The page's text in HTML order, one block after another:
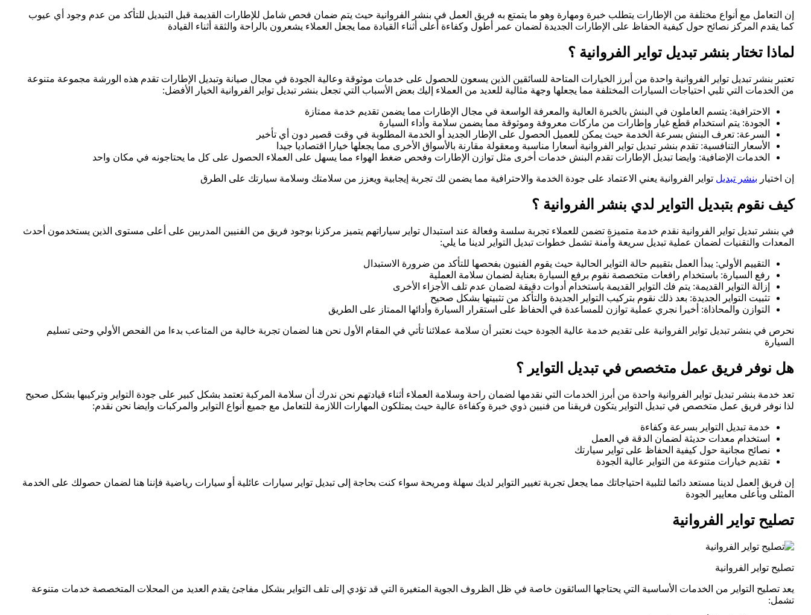
إن التعامل مع أنواع مختلفة من الإطارات يتطلب خبرة ومهارة وهو ما يتمتع به فريق العمل في بنشر الفروانية حيث يتم ضمان فحص شامل للإطارات القديمة قبل التبديل للتأكد من عدم وجود أي عيوب
كما يقدم المركز نصائح حول كيفية الحفاظ على الإطارات الجديدة لضمان عمر أطول وكفاءة أعلى أثناء القيادة مما يجعل العملاء يشعرون بالراحة والثقة أثناء القيادة
لماذا تختار بنشر تبديل تواير الفروانية ؟
تعتبر بنشر تبديل تواير الفروانية واحدة من أبرز الخيارات المتاحة للسائقين الذين يسعون للحصول على خدمات موثوقة وعالية الجودة في مجال صيانة وتبديل الإطارات تقدم هذه الورشة مجموعة متنوعة
من الخدمات التي تلبي احتياجات السيارات المختلفة مما يجعلها وجهة مثالية للعديد من العملاء إليك بعض الأسباب التي تجعل بنشر تبديل تواير الفروانية الخيار الأفضل:
الاحترافية: يتسم العاملون في البنش بالخبرة العالية والمعرفة الواسعة في مجال الإطارات مما يضمن تقديم خدمة ممتازة
الجودة: يتم استخدام قطع غيار وإطارات من ماركات معروفة وموثوقة مما يضمن سلامة وأداء السيارة
السرعة: تعرف البنش بسرعة الخدمة حيث يمكن للعميل الحصول على الإطار الجديد أو الخدمة المطلوبة في وقت قصير دون أي تأخير
الأسعار التنافسية: تقدم بنشر تبديل تواير الفروانية أسعارا مناسبة ومعقولة مقارنة بالأسواق الأخرى مما يجعلها خيارا اقتصاديا جيدا
الخدمات الإضافية: وايضا تبديل الإطارات تقدم البنش خدمات أخرى مثل توازن الإطارات وفحص ضغط الهواء مما يسهل على العملاء الحصول على كل ما يحتاجونه في مكان واحد
إن اختيار بنشر تبديل تواير الفروانية يعني الاعتماد على جودة الخدمة والاحترافية مما يضمن لك تجربة إيجابية ويعزز من سلامتك وسلامة سيارتك على الطرق
كيف نقوم بتبديل التواير لدي بنشر الفروانية ؟
في بنشر تبديل تواير الفروانية نقدم خدمة متميزة تضمن للعملاء تجربة سلسة وفعالة عند استبدال تواير سياراتهم يتميز مركزنا بوجود فريق من الفنيين المدربين على أعلى مستوى الذين يستخدمون أحدث
المعدات والتقنيات لضمان عملية تبديل سريعة وآمنة تشمل خطوات تبديل التواير لدينا ما يلي:
التقييم الأولي: يبدأ العمل بتقييم حالة التواير الحالية حيث يقوم الفنيون بفحصها للتأكد من ضرورة الاستبدال
رفع السيارة: باستخدام رافعات متخصصة نقوم برفع السيارة بعناية لضمان سلامة العملية
إزالة التواير القديمة: يتم فك التواير القديمة باستخدام أدوات دقيقة لضمان عدم تلف الأجزاء الأخرى
تثبيت التواير الجديدة: بعد ذلك نقوم بتركيب التواير الجديدة والتأكد من تثبيتها بشكل صحيح
التوازن والمحاذاة: أخيرا نجري عملية توازن للمساعدة في الحفاظ على استقرار السيارة وأدائها الممتاز على الطريق
نحرص في بنشر تبديل تواير الفروانية على تقديم خدمة عالية الجودة حيث نعتبر أن سلامة عملائنا تأتي في المقام الأول نحن هنا لضمان تجربة خالية من المتاعب بدءا من الفحص الأولي وحتى تسليم
السيارة
هل نوفر فريق عمل متخصص في تبديل التواير ؟
تعد خدمة بنشر تبديل تواير الفروانية واحدة من أبرز الخدمات التي نقدمها لضمان راحة وسلامة العملاء أثناء قيادتهم نحن ندرك أن سلامة المركبة تعتمد بشكل كبير على جودة التواير وتركيبها بشكل صحيح
لذا نوفر فريق عمل متخصص في تبديل التواير يتكون فريقنا من فنيين ذوي خبرة وكفاءة عالية حيث يمتلكون المهارات اللازمة للتعامل مع جميع أنواع التواير والمركبات وايضا نحن نقدم:
خدمة تبديل التواير بسرعة وكفاءة
استخدام معدات حديثة لضمان الدقة في العمل
نصائح مجانية حول كيفية الحفاظ على تواير سيارتك
تقديم خيارات متنوعة من التواير عالية الجودة
إن فريق العمل لدينا مستعد دائما لتلبية احتياجاتك مما يجعل تجربة تغيير التواير لديك سهلة ومريحة سواء كنت بحاجة إلى تبديل تواير سيارات عائلية أو سيارات رياضية فإننا هنا لضمان حصولك على الخدمة
المثلى وبأعلى معايير الجودة
تصليح تواير الفروانية
تصليح تواير الفروانية
يعد تصليح التواير من الخدمات الأساسية التي يحتاجها السائقون خاصة في ظل الظروف الجوية المتغيرة التي قد تؤدي إلى تلف التواير بشكل مفاجئ يقدم العديد من المحلات المتخصصة خدمات متنوعة
تشمل: